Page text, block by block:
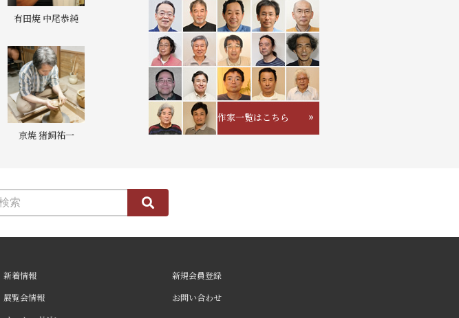
有田焼 中尾恭純
京焼 猪飼祐一
作家一覧はこちら
新着情報
展覧会情報
新規会員登録
お問い合わせ